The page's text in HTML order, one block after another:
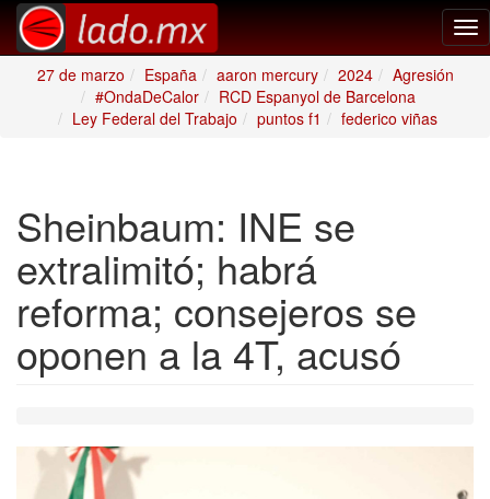
27 de marzo
España aaron mercury 2024
Agresión
#OndaDeCalor
RCD Espanyol de Barcelona
Ley Federal del Trabajo
puntos f1 federico viñas
Sheinbaum: INE se
extralimitó; habrá
reforma; consejeros se
oponen a la 4T, acusó